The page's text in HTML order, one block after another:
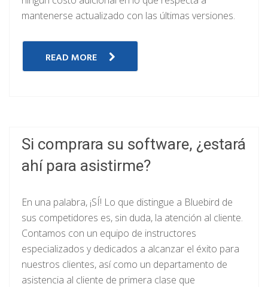
mantenerse actualizado con las últimas versiones.
READ MORE
Si comprara su software, ¿estará
ahí para asistirme?
En una palabra, ¡SÍ! Lo que distingue a Bluebird de
sus competidores es, sin duda, la atención al cliente.
Contamos con un equipo de instructores
especializados y dedicados a alcanzar el éxito para
nuestros clientes, así como un departamento de
asistencia al cliente de primera clase que